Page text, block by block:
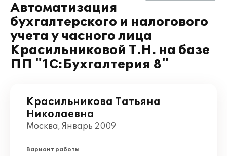
Автоматизация
бухгалтерского и налогового
учета у часного лица
Красильниковой Т.Н. на базе
ПП "1С:Бухгалтерия 8"
Красильникова Татьяна
Николаевна
Москва, Январь 2009
Вариант работы